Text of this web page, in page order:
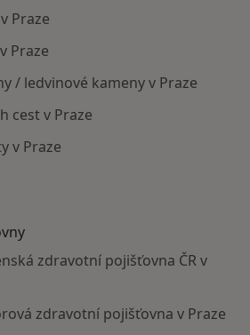
Praze
Praze
/ ledvinové kameny v Praze
cest v Praze
v Praze
zdravotní pojišťovna ČR v
zdravotní pojišťovna v Praze